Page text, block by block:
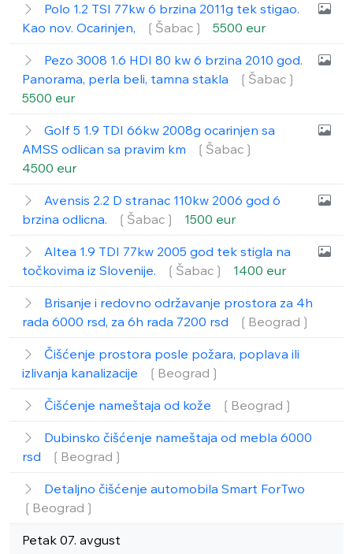
Polo 1.2 TSI 77kw 6 brzina 2011g tek stigao.
Kao nov. Ocarinjen,
❲Šabac❳ 5500 eur
Pezo 3008 1.6 HDI 80 kw 6 brzina 2010 god.
Panorama, perla beli, tamna stakla
❲Šabac❳
5500 eur
Golf 5 1.9 TDI 66kw 2008g ocarinjen sa
AMSS odlican sa pravim km
❲Šabac❳
4500 eur
Avensis 2.2 D stranac 110kw 2006 god 6
brzina odlicna.
❲Šabac❳ 1500 eur
Altea 1.9 TDI 77kw 2005 god tek stigla na
točkovima iz Slovenije.
❲Šabac❳ 1400 eur
Brisanje i redovno održavanje prostora za 4h
rada 6000 rsd, za 6h rada 7200 rsd
❲Beograd❳
Čišćenje prostora posle požara, poplava ili
izlivanja kanalizacije
❲Beograd❳
Čišćenje nameštaja od kože ❲Beograd❳
Dubinsko čišćenje nameštaja od mebla 6000
rsd
❲Beograd❳
Detaljno čišćenje automobila Smart ForTwo
❲Beograd❳
Petak 07. avgust